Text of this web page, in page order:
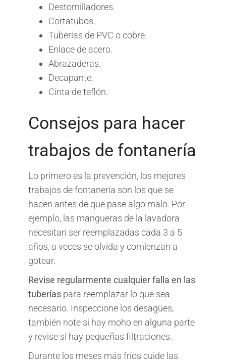
Destornilladores.
Cortatubos.
Tuberías de PVC o cobre.
Enlace de acero.
Abrazaderas.
Decapante.
Cinta de teflón.
Consejos para hacer
trabajos de fontanería
Lo primero es la prevención, los mejores
trabajos de fontanería son los que se
hacen antes de que pase algo malo. Por
ejemplo, las mangueras de la lavadora
necesitan ser reemplazadas cada 3 a 5
años, a veces se olvida y comienzan a
gotear.
Revise regularmente cualquier falla en las
tuberías para reemplazar lo que sea
necesario. Inspeccione los desagües,
también note si hay moho en alguna parte
y revise si hay pequeñas filtraciones.
Durante los meses más fríos cuide las